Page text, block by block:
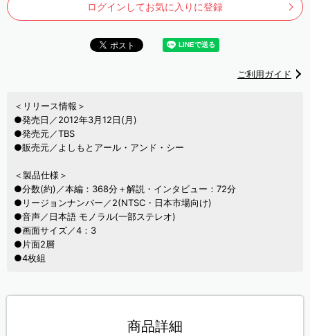
ログインしてお気に入りに登録
ご利用ガイド
＜リリース情報＞
●発売日／2012年3月12日(月)
●発売元／TBS
●販売元／よしもとアール・アンド・シー
＜製品仕様＞
●分数(約)／本編：368分＋解説・インタビュー：72分
●リージョンナンバー／2(NTSC・日本市場向け)
●音声／日本語 モノラル(一部ステレオ)
●画面サイズ／4：3
●片面2層
●4枚組
商品詳細